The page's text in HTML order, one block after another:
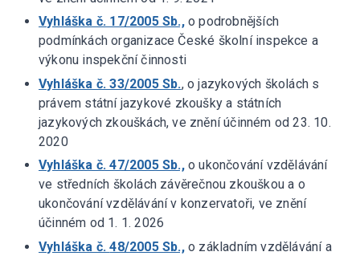
Vyhláška č. 17/2005 Sb.,o podrobnějších
podmínkách organizace České školní inspekce a
výkonu inspekční činnosti
Vyhláška č. 33/2005 Sb., o jazykových školách s
právem státní jazykové zkoušky a státních
jazykových zkouškách, ve znění účinném od 23. 10.
2020
Vyhláška č. 47/2005 Sb.,o ukončování vzdělávání
ve středních školách závěrečnou zkouškou a o
ukončování vzdělávání v konzervatoři, ve znění
účinném od 1. 1. 2026
Vyhláška č.48/2005 Sb.,o základním vzdělávání a